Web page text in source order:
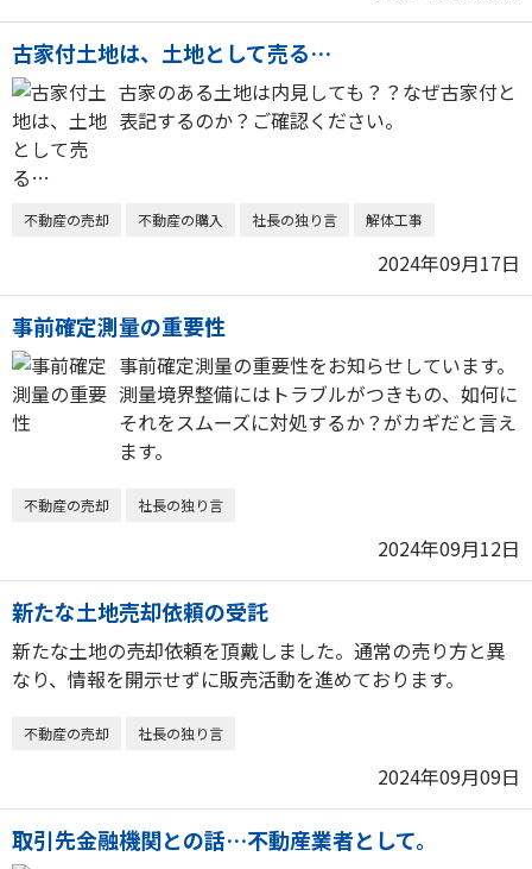
古家付土地は、土地として売る…
古家のある土地は内見しても？？なぜ古家付と
表記するのか？ご確認ください。
不動産の売却 不動産の購入 社長の独り言 解体工事
2024年09月17日
事前確定測量の重要性
事前確定測量の重要性をお知らせしています。
測量境界整備にはトラブルがつきもの、如何に
それをスムーズに対処するか？がカギだと言え
ます。
不動産の売却 社長の独り言
2024年09月12日
新たな土地売却依頼の受託
新たな土地の売却依頼を頂戴しました。通常の売り方と異
なり、情報を開示せずに販売活動を進めております。
不動産の売却 社長の独り言
2024年09月09日
取引先金融機関との話…不動産業者として。